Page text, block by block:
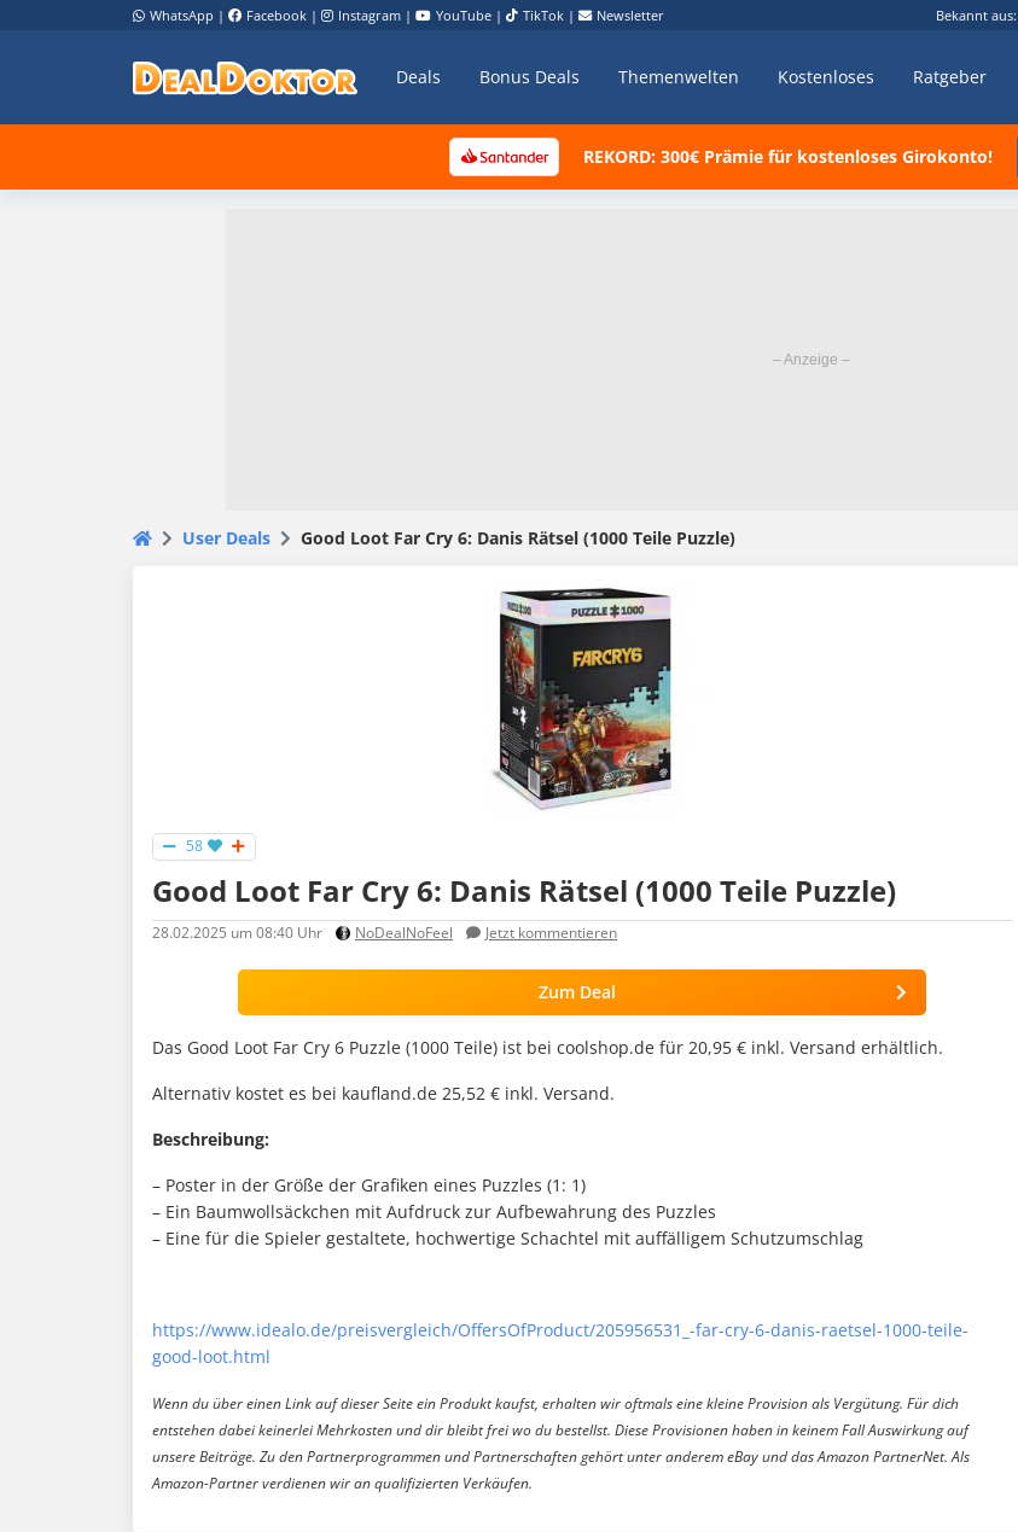
WhatsApp | Facebook | Instagram | YouTube | TikTok | Newsletter Bekannt aus:
Deals Bonus Deals Themenwelten Kostenloses Ratgeber
REKORD: 300€ Prämie für kostenloses Girokonto!
User Deals Good Loot Far Cry 6: Danis Rätsel (1000 Teile Puzzle)
58
Good Loot Far Cry 6: Danis Rätsel (1000 Teile Puzzle)
28.02.2025 um 08:40 Uhr NoDealNoFeel Jetzt kommentieren
Zum Deal
Das Good Loot Far Cry 6 Puzzle (1000 Teile) ist bei coolshop.de für 20,95 € inkl. Versand erhältlich.
Alternativ kostet es bei kaufland.de 25,52 € inkl. Versand.
Beschreibung:
– Poster in der Größe der Grafiken eines Puzzles (1: 1)
– Ein Baumwollsäckchen mit Aufdruck zur Aufbewahrung des Puzzles
– Eine für die Spieler gestaltete, hochwertige Schachtel mit auffälligem Schutzumschlag
https://www.idealo.de/preisvergleich/OffersOfProduct/205956531_-far-cry-6-danis-raetsel-1000-teile-
good-loot.html
Wenn du über einen Link auf dieser Seite ein Produkt kaufst, erhalten wir oftmals eine kleine Provision als Vergütung. Für dich
entstehen dabei keinerlei Mehrkosten und dir bleibt frei wo du bestellst. Diese Provisionen haben in keinem Fall Auswirkung auf
unsere Beiträge. Zu den Partnerprogrammen und Partnerschaften gehört unter anderem eBay und das Amazon PartnerNet. Als
Amazon-Partner verdienen wir an qualifizierten Verkäufen.